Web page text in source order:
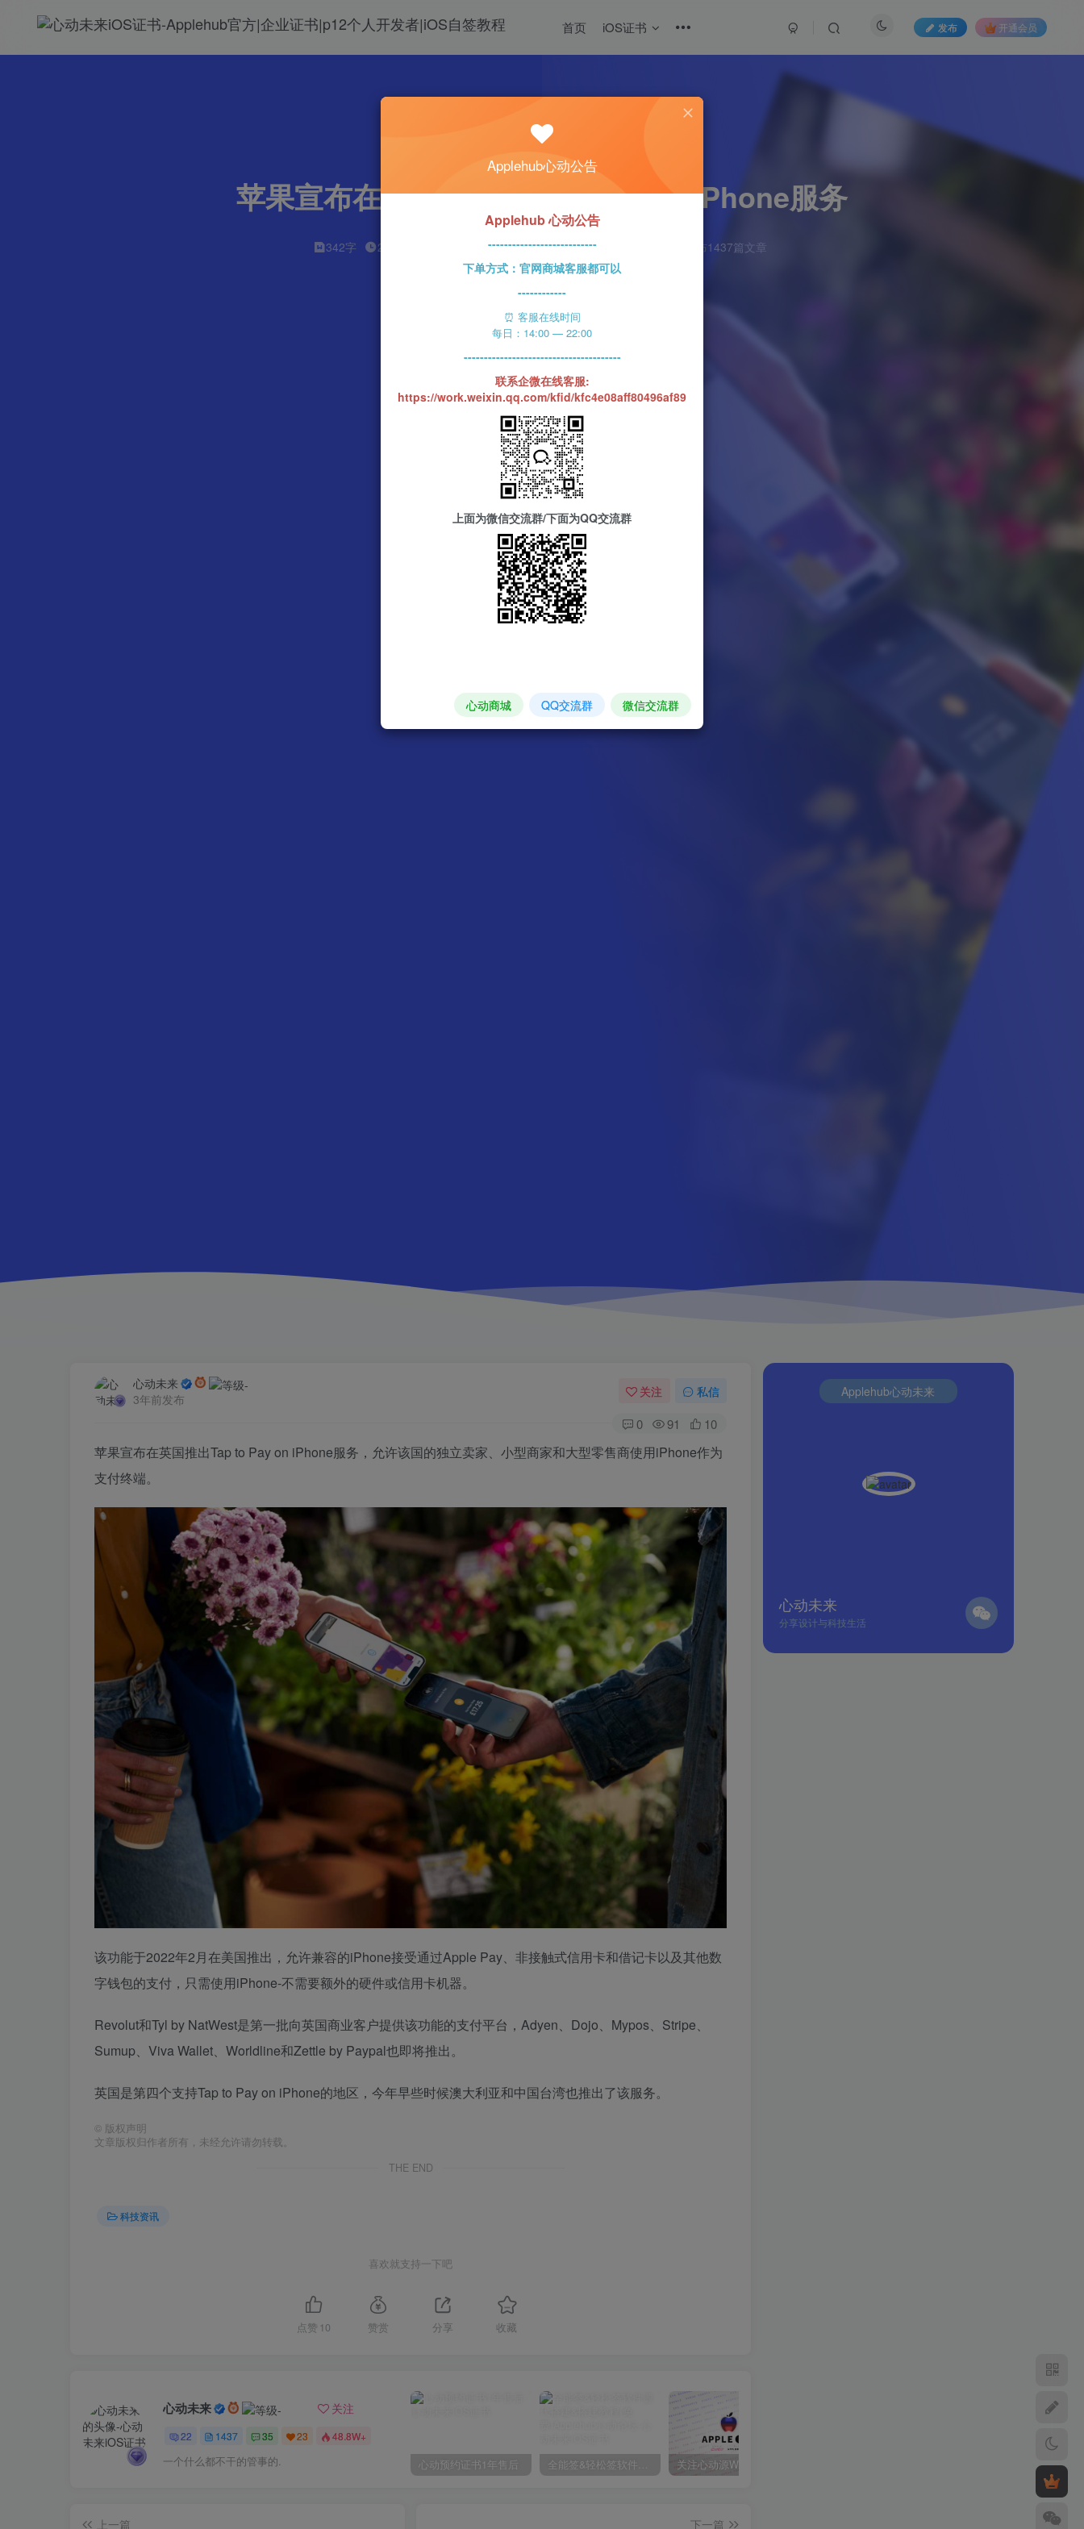
苹果宣布在英国推出Tap to Pay on iPhone服务
342字 2分钟 心动未来 91 该作者已发布1437篇文章
首页 iOS证书 发布 开通会员
心动未来
3年前发布
关注 私信
0 91 10
苹果宣布在英国推出Tap to Pay on iPhone服务，允许该国的独立卖家、小型商家和大型零售商使用‌iPhone‌作为
支付终端。
该功能于2022年2月在美国推出，允许兼容的iPhone接受通过Apple Pay、非接触式信用卡和借记卡以及其他数
字钱包的支付，只需使用‌‌‌‌iPhone‌‌‌-不需要额外的硬件或信用卡机器‌。
Revolut和Tyl by NatWest是第一批向英国商业客户提供‌该功能的支付平台，Adyen、Dojo、Mypos、Stripe、
Sumup、Viva Wallet、Worldline和Zettle by Paypal也即将推出。
英国是第四个支持Tap to Pay on iPhone的地区，今年早些时候澳大利亚和中国台湾也推出了该服务。
© 版权声明
文章版权归作者所有，未经允许请勿转载。
THE END
科技资讯
喜欢就支持一下吧
点赞 10 赞赏 分享 收藏
心动未来 关注
22 1437 35 23 48.8W+
一个什么都不干的管事的. 心动预约证书1年售后 全能签&轻松签软件源代搭建&搭建教程(免费)Applehub心动论坛 心动未来软件源解锁码/年
上一篇
下一篇
Applehub心动未来
心动未来
分享设计与科技生活
Applehub心动公告
Applehub 心动公告
---------------------------
下单方式：官网商城客服都可以
------------
⏰ 客服在线时间
每日：14:00 — 22:00
---------------------------------------
联系企微在线客服:
https://work.weixin.qq.com/kfid/kfc4e08aff80496af89
上面为微信交流群/下面为QQ交流群
心动商城 QQ交流群 微信交流群